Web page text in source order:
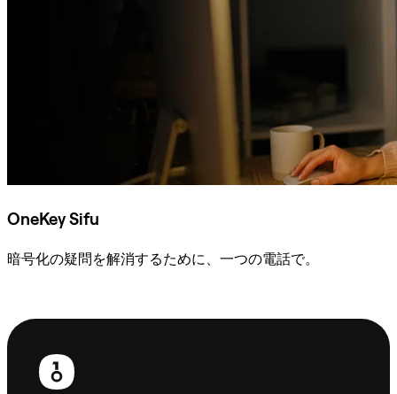
OneKey Sifu
暗号化の疑問を解消するために、一つの電話で。
フ